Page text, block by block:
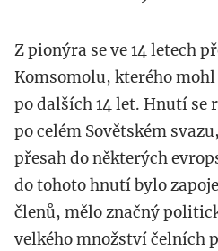
Z pionýra se ve 14 letech
Komsomolu, kterého
po dalších 14 let. Hnutí se
po celém Sovětském
přesah do některých
do tohoto hnutí bylo
členů, mělo značný
velkého množství čelních